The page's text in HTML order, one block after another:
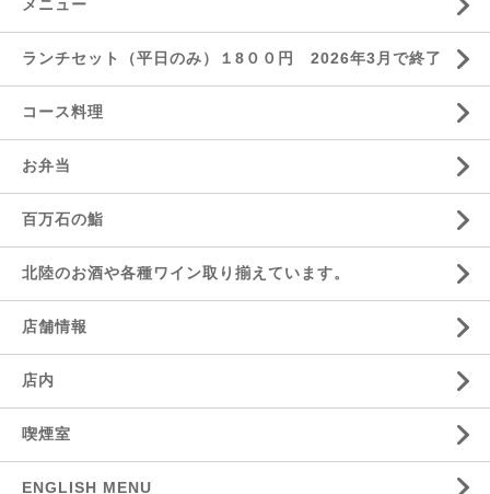
メニュー
ランチセット（平日のみ）１8００円 2026年3月で終了
コース料理
お弁当
百万石の鮨
北陸のお酒や各種ワイン取り揃えています。
店舗情報
店内
喫煙室
ENGLISH MENU